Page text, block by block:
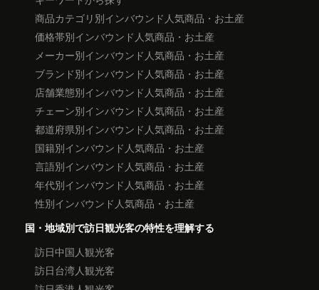
商品カテゴリ別インバウンド人気商品・お土産
価格帯別インバウンド人気商品・お土産
メーカー別インバウンド人気商品・お土産
ブランド別インバウンド人気商品・お土産
店舗業態別インバウンド人気商品・お土産
チェーン別インバウンド人気商品・お土産
都道府県別インバウンド人気商品・お土産
国籍別インバウンド人気商品・お土産
言語別インバウンド人気商品・お土産
年代別インバウンド人気商品・お土産
性別インバウンド人気商品・お土産
国・地域別で訪日観光客の特性を理解する
訪日中国人観光客
訪日台湾人観光客